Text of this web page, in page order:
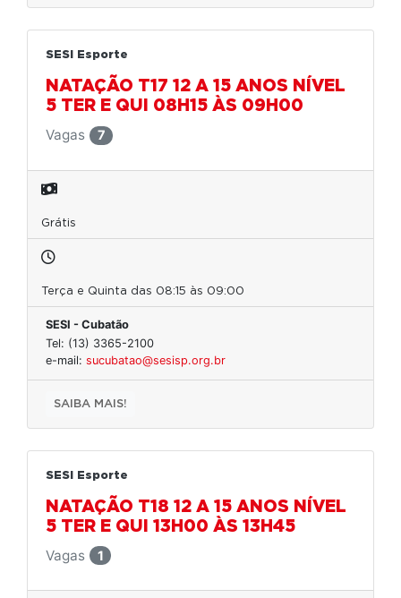
SESI Esporte
NATAÇÃO T17 12 A 15 ANOS NÍVEL
5 TER E QUI 08H15 ÀS 09H00
Vagas
7
Grátis
Terça e Quinta das 08:15 às 09:00
SESI - Cubatão
Tel: (13) 3365-2100
e-mail: sucubatao@sesisp.org.br
SAIBA MAIS!
SESI Esporte
NATAÇÃO T18 12 A 15 ANOS NÍVEL
5 TER E QUI 13H00 ÀS 13H45
Vagas
1